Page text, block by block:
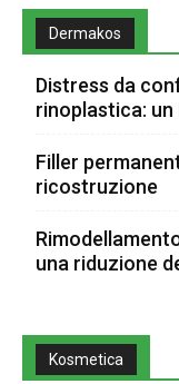
Dermakos
Distress da
rinoplastica: un
Filler
ricostruzione
una riduzione
Kosmetica